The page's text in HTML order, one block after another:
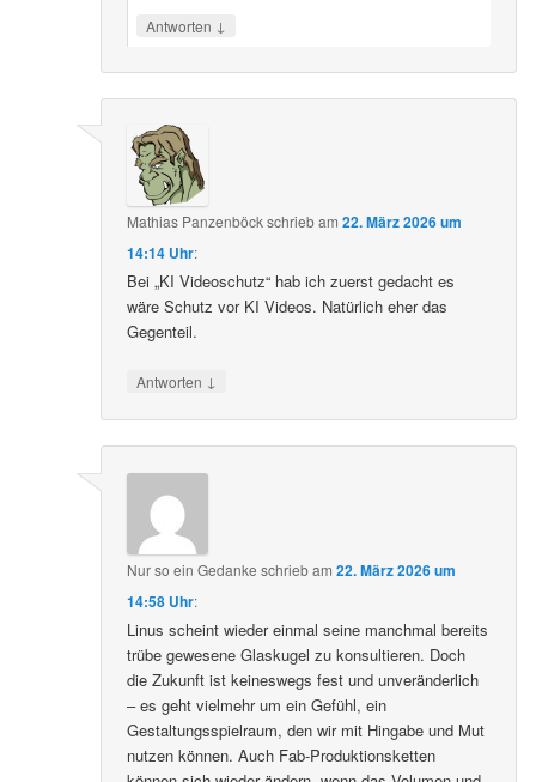
Antworten ↓
Mathias Panzenböckschriebam22. März 2026 um
14:14 Uhr:
Bei „KI Videoschutz“ hab ich zuerst gedacht es
wäre Schutz vor KI Videos. Natürlich eher das
Gegenteil.
Antworten ↓
Nur so ein Gedanke schriebam22. März 2026 um
14:58 Uhr:
Linus scheint wieder einmal seine manchmal bereits
trübe gewesene Glaskugel zu konsultieren. Doch
die Zukunft ist keineswegs fest und unveränderlich
– es geht vielmehr um ein Gefühl, ein
Gestaltungsspielraum, den wir mit Hingabe und Mut
nutzen können. Auch Fab-Produktionsketten